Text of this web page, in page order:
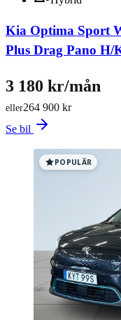
Kia Optima Sport
Plus Drag Pano H/
264 900 kr
eller
3 180 kr/mån
Se bil
POPULÄR